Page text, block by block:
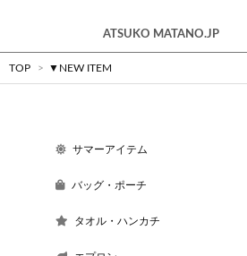
ATSUKO MATANO.JP
TOP > ▼NEW ITEM
サマーアイテム
バッグ・ポーチ
タオル・ハンカチ